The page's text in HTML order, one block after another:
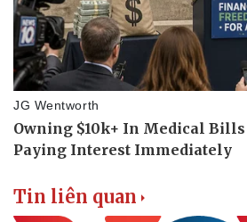
Tin liên quan